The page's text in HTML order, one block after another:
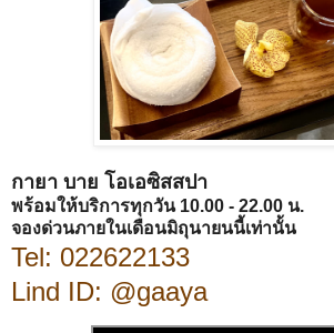
กายา บาย โอเอซิสสปา
พร้อมให้บริการทุกวัน 10.00 - 22.00 น.
จองด่วนภายในเดือนมิถุนายนนี้เท่านั้น
Tel: 022622133
Lind ID: @gaaya